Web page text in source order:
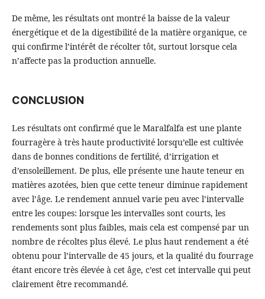
De même, les résultats ont montré la baisse de la valeur
énergétique et de la digestibilité de la matière organique, ce
qui confirme l’intérêt de récolter tôt, surtout lorsque cela
n’affecte pas la production annuelle.
CONCLUSION
Les résultats ont confirmé que le Maralfalfa est une plante
fourragère à très haute productivité lorsqu’elle est cultivée
dans de bonnes conditions de fertilité, d’irrigation et
d’ensoleillement. De plus, elle présente une haute teneur en
matières azotées, bien que cette teneur diminue rapidement
avec l’âge. Le rendement annuel varie peu avec l’intervalle
entre les coupes: lorsque les intervalles sont courts, les
rendements sont plus faibles, mais cela est compensé par un
nombre de récoltes plus élevé. Le plus haut rendement a été
obtenu pour l’intervalle de 45 jours, et la qualité du fourrage
étant encore très élevée à cet âge, c’est cet intervalle qui peut
clairement être recommandé.